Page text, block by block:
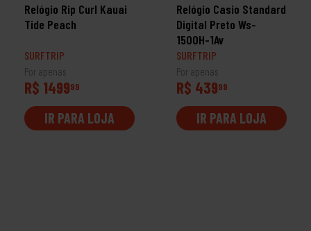
Relógio Rip Curl Kauai
Tide Peach
SURFTRIP
Por apenas
R$ 149999
IR PARA LOJA
Relógio Casio Standard
Digital Preto Ws-
1500H-1Av
SURFTRIP
Por apenas
R$ 43999
IR PARA LOJA